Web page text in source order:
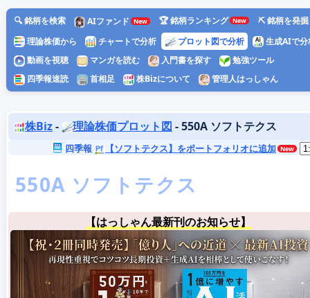
🔍 銘柄を検索 AIファンド 🏆 銘柄ランキング
⛏️ 銘柄を発掘
理論株価から
チャートで分析 プロット図で分析
生成AIで分
動画を視聴
マンガを読む 入門書を探す
勉強ツール
四季報速読
首相足 株Bizについて 管理人はっしゃん
株Biz- 理論株価プロット図 - 550A ソフトテクス
四季報 【ソフトテクス】をポートフォリオに追加
【はっしゃん最新刊のお知らせ】